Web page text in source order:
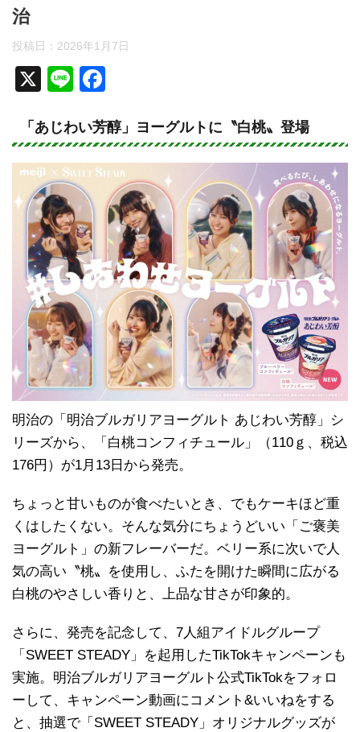
治
投稿日： 2026年1月7日
X
Li
e
c
e
b
o
o
k
「あじわい芳醇」ヨーグルトに〝白桃〟登場
明治の「明治ブルガリアヨーグルト あじわい芳醇」シ
リーズから、「白桃コンフィチュール」（110ｇ、税込
176円）が1月13日から発売。
ちょっと甘いものが食べたいとき、でもケーキほど重
くはしたくない。そんな気分にちょうどいい「ご褒美
ヨーグルト」の新フレーバーだ。ベリー系に次いで人
気の高い〝桃〟を使用し、ふたを開けた瞬間に広がる
白桃のやさしい香りと、上品な甘さが印象的。
さらに、発売を記念して、7人組アイドルグループ
「SWEET STEADY」を起用したTikTokキャンペーンも
実施。明治ブルガリアヨーグルト公式TikTokをフォロ
ーして、キャンペーン動画にコメント&いいねをする
と、抽選で「SWEET STEADY」オリジナルグッズが